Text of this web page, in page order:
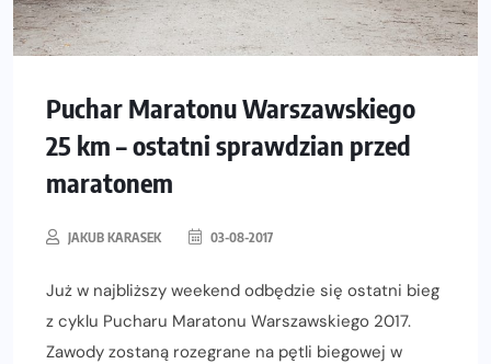
Puchar Maratonu Warszawskiego
25 km – ostatni sprawdzian przed
maratonem
JAKUB KARASEK 03-08-2017
Już w najbliższy weekend odbędzie się ostatni bieg
z cyklu Pucharu Maratonu Warszawskiego 2017.
Zawody zostaną rozegrane na pętli biegowej w